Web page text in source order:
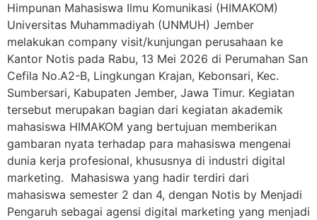
Himpunan Mahasiswa Ilmu Komunikasi (HIMAKOM)
Universitas Muhammadiyah (UNMUH) Jember
melakukan company visit/kunjungan perusahaan ke
Kantor Notis pada Rabu, 13 Mei 2026 di Perumahan San
Cefila No.A2-B, Lingkungan Krajan, Kebonsari, Kec.
Sumbersari, Kabupaten Jember, Jawa Timur. Kegiatan
tersebut merupakan bagian dari kegiatan akademik
mahasiswa HIMAKOM yang bertujuan memberikan
gambaran nyata terhadap para mahasiswa mengenai
dunia kerja profesional, khususnya di industri digital
marketing. Mahasiswa yang hadir terdiri dari
mahasiswa semester 2 dan 4, dengan Notis by Menjadi
Pengaruh sebagai agensi digital marketing yang menjadi